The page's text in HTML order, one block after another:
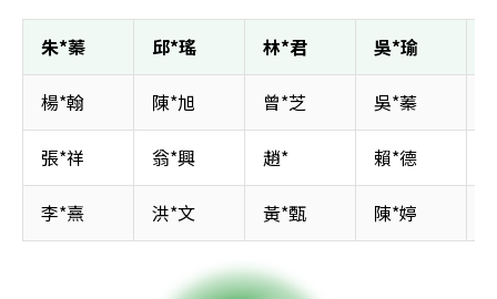
朱*蓁 邱*瑤 林*君 吳*瑜
楊*翰 陳*旭 曾*芝 吳*蓁
張*祥 翁*興 趙* 賴*德
李*熹 洪*文 黃*甄 陳*婷